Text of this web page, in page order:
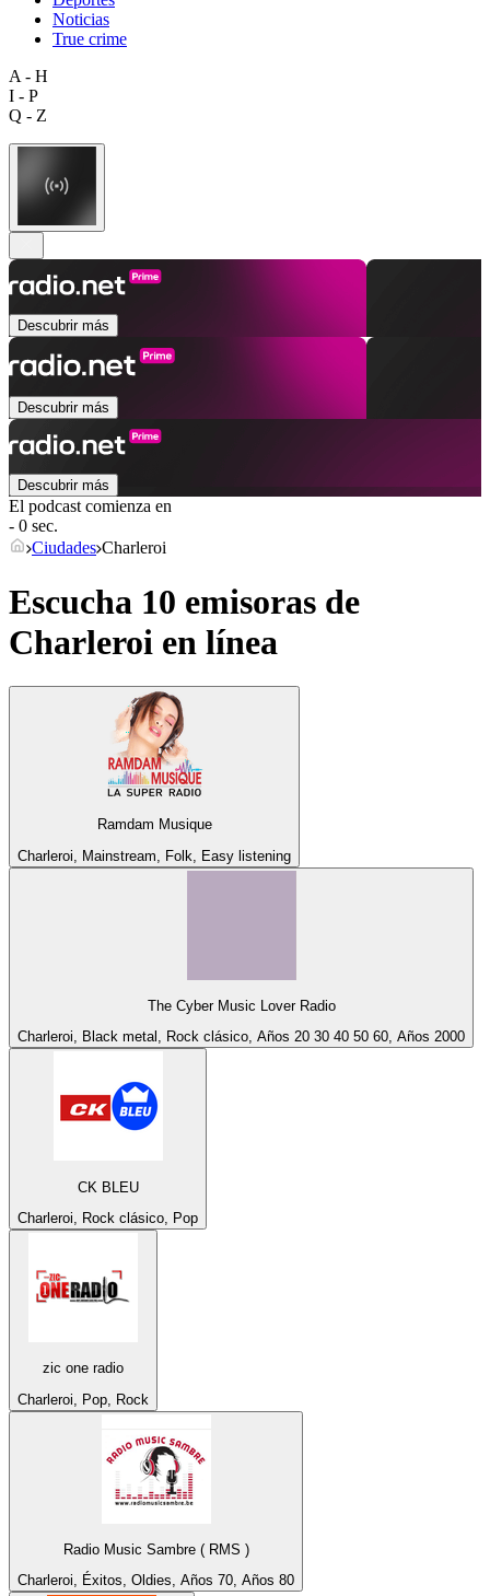
Noticias
True crime
A - H
I - P
Q - Z
Descubrir más
Descubrir más
Descubrir más
El podcast comienza en
- 0 sec.
Ciudades Charleroi
Escucha 10 emisoras de
Charleroi en línea
Ramdam Musique
Charleroi, Mainstream, Folk, Easy listening
The Cyber Music Lover Radio
Charleroi, Black metal, Rock clásico, Años 20 30 40 50 60, Años 2000
CK BLEU
Charleroi, Rock clásico, Pop
zic one radio
Charleroi, Pop, Rock
Radio Music Sambre ( RMS )
Charleroi, Éxitos, Oldies, Años 70, Años 80